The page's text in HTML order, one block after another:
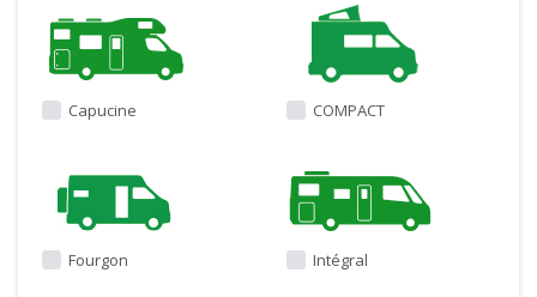
Capucine COMPACT
Fourgon Intégral